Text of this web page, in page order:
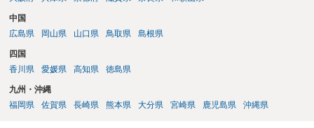
中国
広島県
岡山県 山口県 鳥取県 島根県
四国
香川県
愛媛県 高知県 徳島県
九州・沖縄
福岡県
佐賀県 長崎県 熊本県 大分県 宮崎県 鹿児島県 沖縄県